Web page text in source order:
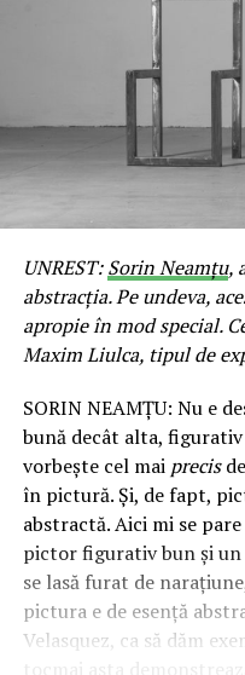
UNREST:Sorin Neamțu,
abstracția. Pe undeva,
apropie în mod special.
Maxim Liulca, tipul de
SORIN NEAMȚU: Nu e
bună decât alta,
vorbește cel mai precis
în pictură. Și, de fapt,
abstractă. Aici mi se
pictor figurativ bun și
se lasă furat de
pictura e de esență
Velasquez, ca să dăm